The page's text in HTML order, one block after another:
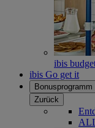
ibis
ibis Go get it
Bonusprogramm
Zurück